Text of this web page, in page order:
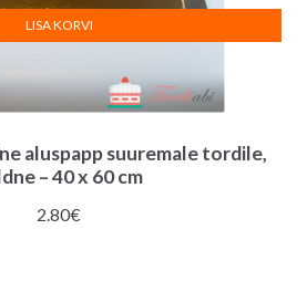
aluspapp suuremale tordile,
– 40 x 60 cm
2.80€
LISA KORVI